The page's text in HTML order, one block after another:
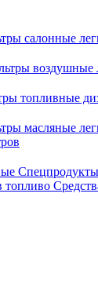
салонные
воздушные
топливные
масляные
Спецпродукты
топливо